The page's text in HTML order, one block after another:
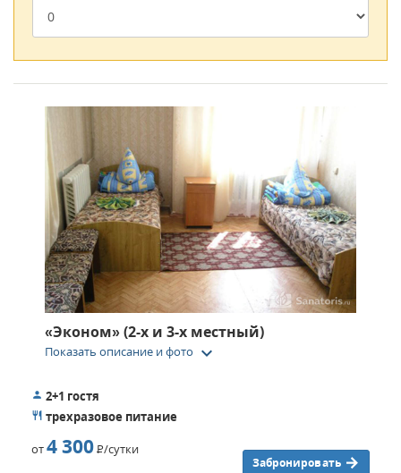
вести активный образ жизни. Есть сенсорные коврики,
тренажеры для детей и столы, предназначенные для
массажей.
Лечебные процедуры, предлагающиеся санаторием
Победа, базируются на новейших современных методиках.
быстрая реабилитация после перенесенных заболеваний
и полученных травм. Для оздоровления и общего
укрепления организма, в том числе и детского, санаторий
предлагает фитотерапию, грязелечение, водные
процедуры, массажи.
«Эконом» (2-х и 3-х местный)
Показать описание и фото keyboard_arrow_down
2+1 гостя
трехразовое питание
от4 300Р/сутки
Забронировать